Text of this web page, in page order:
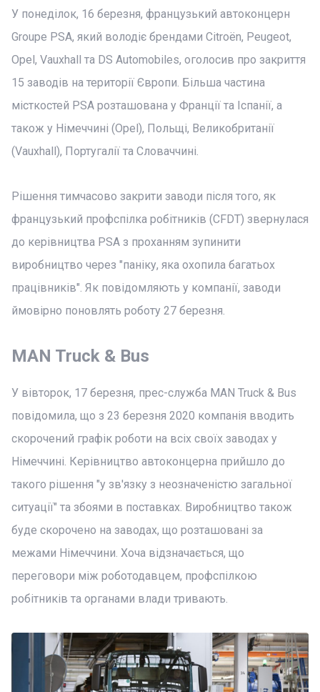
У понеділок, 16 березня, французький автоконцерн
Groupe PSA, який володіє брендами Citroën, Peugeot,
Opel, Vauxhall та DS Automobiles, оголосив про закриття
15 заводів на території Європи. Більша частина
місткостей PSA розташована у Франції та Іспанії, а
також у Німеччині (Opel), Польщі, Великобританії
(Vauxhall), Португалії та Словаччині.
Рішення тимчасово закрити заводи після того, як
французький профспілка робітників (CFDT) звернулася
до керівництва PSA з проханням зупинити
виробництво через "паніку, яка охопила багатьох
працівників". Як повідомляють у компанії, заводи
ймовірно поновлять роботу 27 березня.
MAN Truck & Bus
У вівторок, 17 березня, прес-служба MAN Truck & Bus
повідомила, що з 23 березня 2020 компанія вводить
скорочений графік роботи на всіх своїх заводах у
Німеччині. Керівництво автоконцерна прийшло до
такого рішення "у зв'язку з неозначеністю загальної
ситуації" та збоями в поставках. Виробництво також
буде скорочено на заводах, що розташовані за
межами Німеччини. Хоча відзначається, що
переговори між роботодавцем, профспілкою
робітників та органами влади тривають.